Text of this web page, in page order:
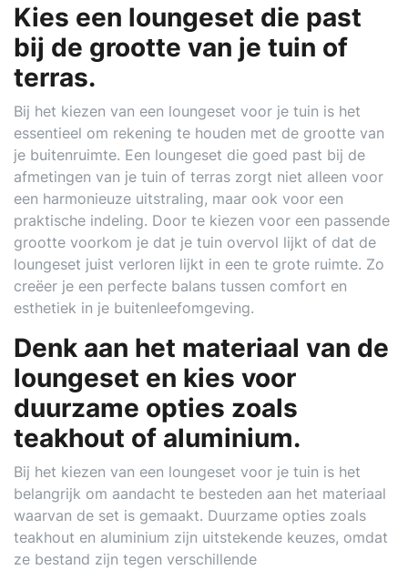
Kies een loungeset die past
bij de grootte van je tuin of
terras.
Bij het kiezen van een loungeset voor je tuin is het
essentieel om rekening te houden met de grootte van
je buitenruimte. Een loungeset die goed past bij de
afmetingen van je tuin of terras zorgt niet alleen voor
een harmonieuze uitstraling, maar ook voor een
praktische indeling. Door te kiezen voor een passende
grootte voorkom je dat je tuin overvol lijkt of dat de
loungeset juist verloren lijkt in een te grote ruimte. Zo
creëer je een perfecte balans tussen comfort en
esthetiek in je buitenleefomgeving.
Denk aan het materiaal van de
loungeset en kies voor
duurzame opties zoals
teakhout of aluminium.
Bij het kiezen van een loungeset voor je tuin is het
belangrijk om aandacht te besteden aan het materiaal
waarvan de set is gemaakt. Duurzame opties zoals
teakhout en aluminium zijn uitstekende keuzes, omdat
ze bestand zijn tegen verschillende